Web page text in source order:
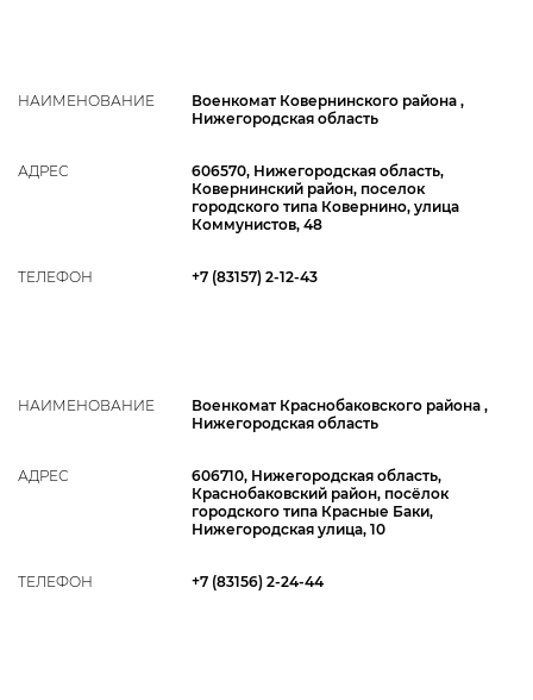
НАИМЕНОВАНИЕ
Военкомат Ковернинского района ,
Нижегородская область
АДРЕС
606570, Нижегородская область,
Ковернинский район, поселок
городского типа Ковернино, улица
Коммунистов, 48
ТЕЛЕФОН +7 (83157) 2-12-43
НАИМЕНОВАНИЕ
Военкомат Краснобаковского района ,
Нижегородская область
АДРЕС
606710, Нижегородская область,
Краснобаковский район, посёлок
городского типа Красные Баки,
Нижегородская улица, 10
ТЕЛЕФОН +7 (83156) 2-24-44